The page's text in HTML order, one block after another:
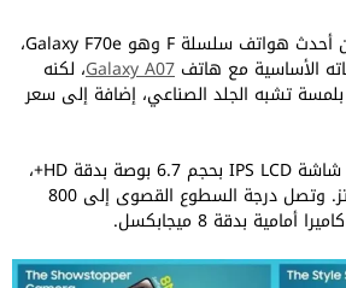
أعلنت سامسونج رسميًا عن أحدث هواتف سلسلة F وهو Galaxy F70e،
الأساسية مع هاتف Galaxy A07، لكنه
تشبه الجلد الصناعي، إضافة إلى سعر
يعتمد Galaxy F70e على شاشة IPS LCD بحجم 6.7 بوصة بدقة HD+،
مع معدل تحديث 120 هرتز. وتصل درجة السطوع القصوى إلى 800
بدقة 8 ميجابكسل.